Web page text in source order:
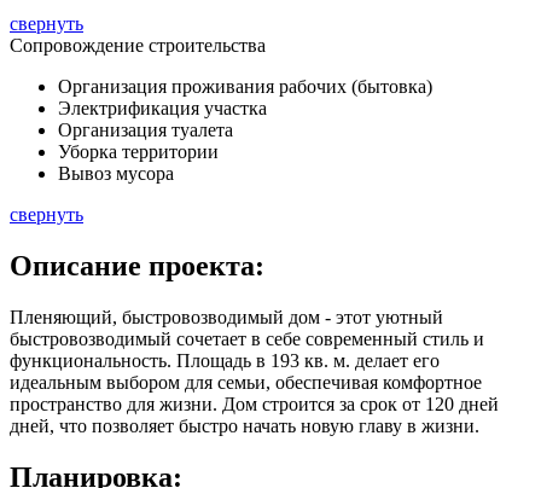
свернуть
Сопровождение строительства
Организация проживания рабочих (бытовка)
Электрификация участка
Организация туалета
Уборка территории
Вывоз мусора
свернуть
Описание проекта:
Пленяющий, быстровозводимый дом - этот уютный
быстровозводимый сочетает в себе современный стиль и
функциональность. Площадь в 193 кв. м. делает его
идеальным выбором для семьи, обеспечивая комфортное
пространство для жизни. Дом строится за срок от 120 дней
дней, что позволяет быстро начать новую главу в жизни.
Планировка: